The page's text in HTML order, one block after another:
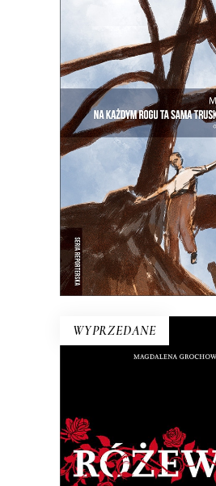
E-BOOK DO
NA KAŻDYM
Zupełnie nowe
Warszawa na starych
się wzięła?
50.00zł
WYPRZEDANE
RÓŻEWICZ.
(tom 1)